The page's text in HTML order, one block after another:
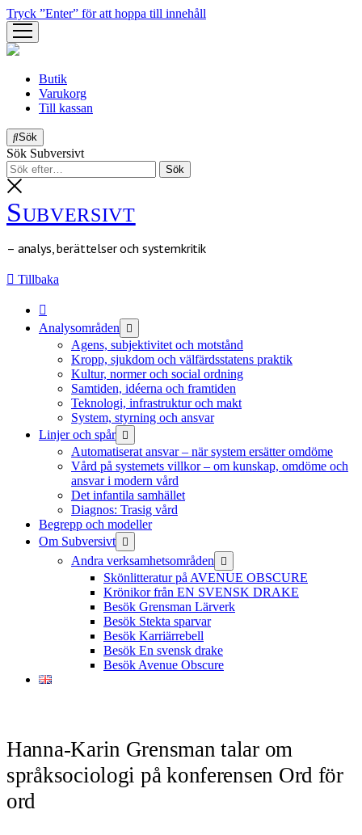
Tryck ”Enter” för att hoppa till innehåll
öppna
meny
Butik
Varukorg
Till kassan
Sök
Sök Subversivt
Subversivt
– analys, berättelser och systemkritik
Tillbaka
Analysområden
öppna
meny
Agens, subjektivitet och motstånd
Kropp, sjukdom och välfärdsstatens praktik
Kultur, normer och social ordning
Samtiden, idéerna och framtiden
Teknologi, infrastruktur och makt
System, styrning och ansvar
Linjer och spår öppna
meny
Automatiserat ansvar – när system ersätter omdöme
Vård på systemets villkor – om kunskap, omdöme och
ansvar i modern vård
Det infantila samhället
Diagnos: Trasig vård
Begrepp och modeller
Om Subversivt öppna
meny
Andra verksamhetsområden
öppna
meny
Skönlitteratur på AVENUE OBSCURE
Krönikor från EN SVENSK DRAKE
Besök Grensman Lärverk
Besök Stekta sparvar
Besök Karriärrebell
Besök En svensk drake
Besök Avenue Obscure
Hanna-Karin Grensman talar om
språksociologi på konferensen Ord för
ord